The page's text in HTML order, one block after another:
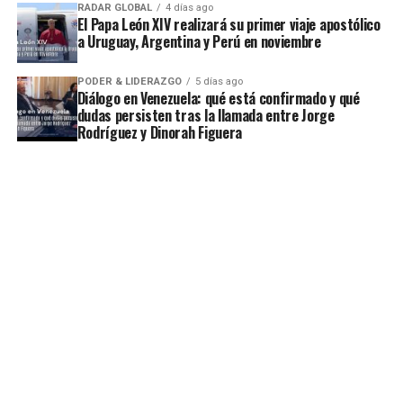
RADAR GLOBAL 4 días ago
El Papa León XIV realizará su primer viaje apostólico
a Uruguay, Argentina y Perú en noviembre
PODER & LIDERAZGO 5 días ago
Diálogo en Venezuela: qué está confirmado y qué
dudas persisten tras la llamada entre Jorge
Rodríguez y Dinorah Figuera